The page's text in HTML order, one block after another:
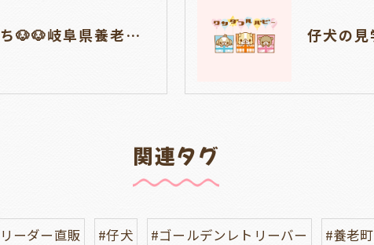
見学ができる仔犬たち🐶🐶岐阜県養老町のブリーダーワンダフルパピーです。
関連タグ
ーダー直販 #仔犬 #ゴールデンレトリーバー #養老町